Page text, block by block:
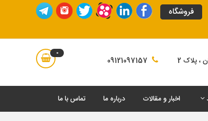
فروشگاه
0
پلاک 2
اخبار و مقالات درباره ما تماس با ما